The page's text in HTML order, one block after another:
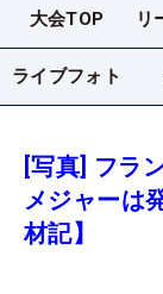
大会TOP リ
ライブフォト
[写真] フラ
メジャーは
材記】